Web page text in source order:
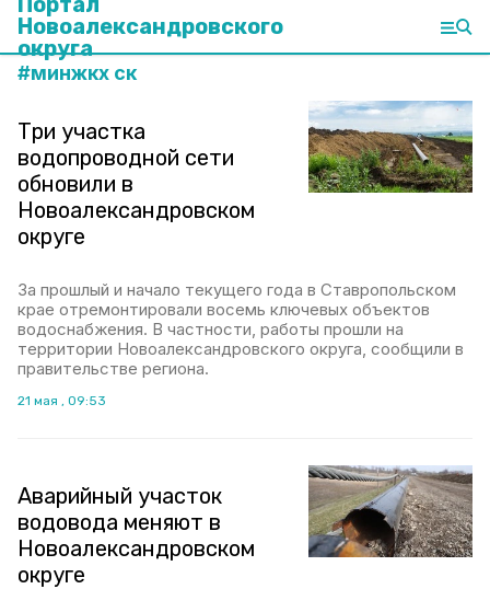
Новоалександровского
округа
#минжкх ск
Три участка
водопроводной сети
обновили в
Новоалександровском
округе
За прошлый и начало текущего года в Ставропольском
крае отремонтировали восемь ключевых объектов
водоснабжения. В частности, работы прошли на
территории Новоалександровского округа, сообщили в
правительстве региона.
21 мая , 09:53
Аварийный участок
водовода меняют в
Новоалександровском
округе